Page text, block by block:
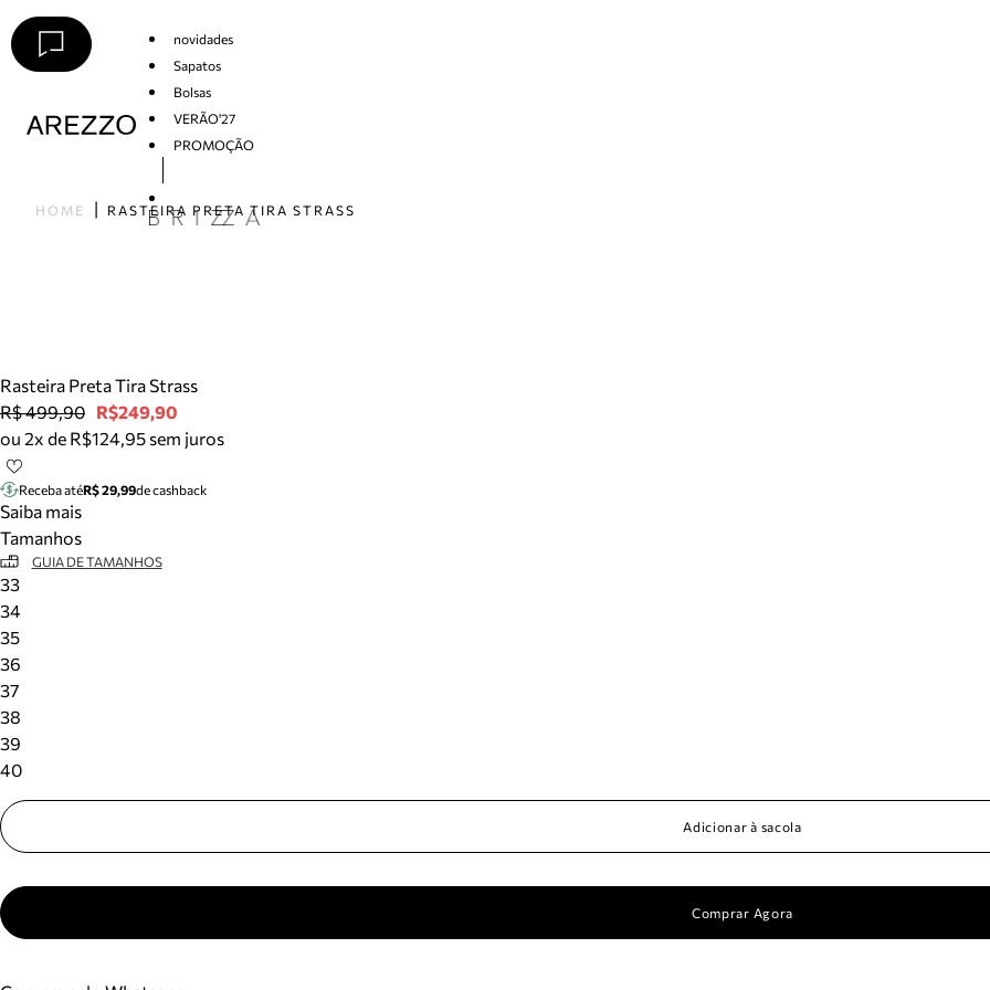
novidades
Sapatos
Bolsas
VERÃO'27
PROMOÇÃO
HOME RASTEIRA PRETA TIRA STRASS
Rasteira Preta Tira Strass
R$ 499,90 R$249,90
ou 2x de R$124,95 sem juros
Receba atéR$ 29,99de cashback
Saiba mais
Tamanhos
GUIA DE TAMANHOS
33
34
35
36
37
38
39
40
Adicionar à sacola
Comprar Agora